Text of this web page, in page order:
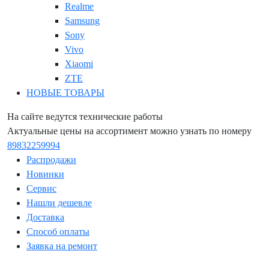
Realme
Samsung
Sony
Vivo
Xiaomi
ZTE
НОВЫЕ ТОВАРЫ
На сайте ведутся технические работы
Актуальные цены на ассортимент можно узнать по номеру
89832259994
Распродажи
Новинки
Сервис
Нашли дешевле
Доставка
Способ оплаты
Заявка на ремонт